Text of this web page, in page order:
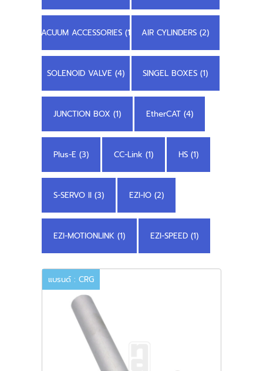
VACUUM ACCESSORIES (11) AIR CYLINDERS (2)
SOLENOID VALVE (4) SINGEL BOXES (1)
JUNCTION BOX (1) EtherCAT (4)
Plus-E (3) CC-Link (1) HS (1)
S-SERVO II (3) EZI-IO (2)
EZI-MOTIONLINK (1) EZI-SPEED (1)
แบรนด์ : CRG